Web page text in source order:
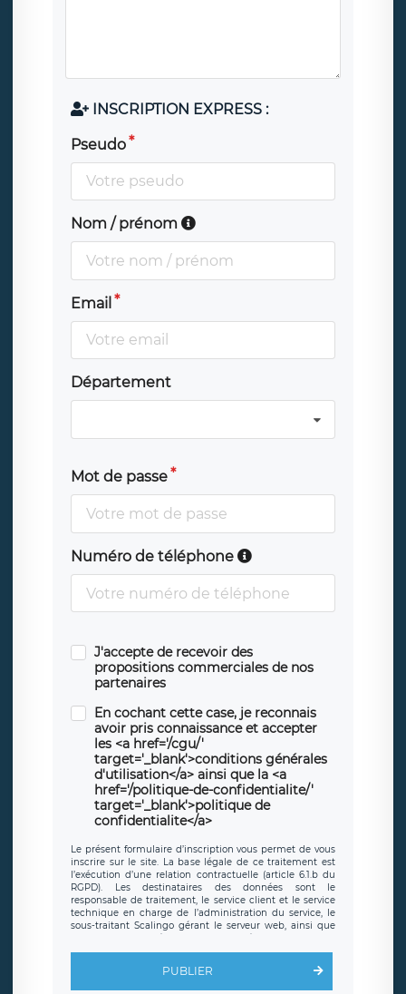
INSCRIPTION EXPRESS :
Pseudo
Nom / prénom
Email
Département
Mot de passe
Numéro de téléphone
J'accepte de recevoir des
propositions commerciales de nos
partenaires
En cochant cette case, je reconnais
avoir pris connaissance et accepter
les <a href='/cgu/'
target='_blank'>conditions générales
d'utilisation</a> ainsi que la <a
href='/politique-de-confidentialite/'
target='_blank'>politique de
confidentialite</a>
Le présent formulaire d’inscription vous permet de vous
inscrire sur le site. La base légale de ce traitement est
l’exécution d’une relation contractuelle (article 6.1.b du
RGPD). Les destinataires des données sont le
responsable de traitement, le service client et le service
technique en charge de l’administration du service, le
sous-traitant Scalingo gérant le serveur web, ainsi que
d’inscription est hébergé sur un serveur hébergé par
clauses de
protection conformes au RGPD
. Les données collectées
sont conservées jusqu’à ce que l’Internaute en sollicite la
PUBLIER